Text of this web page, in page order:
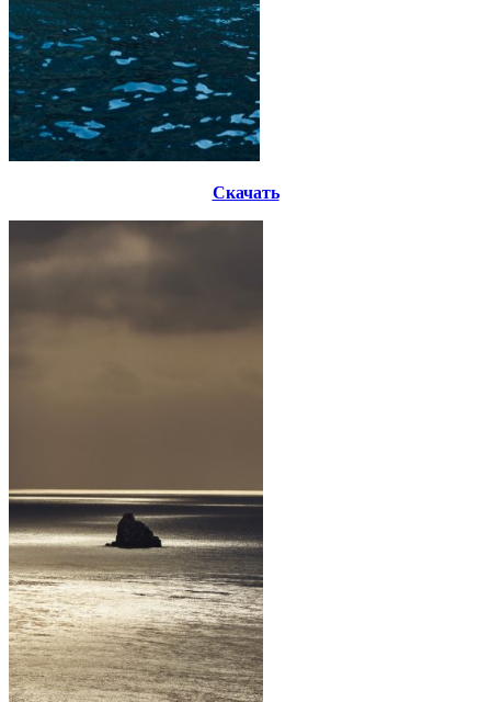
Скачать